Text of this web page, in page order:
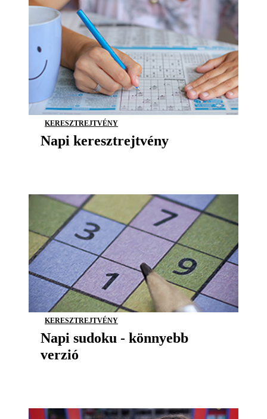
KERESZTREJTVÉNY
Napi keresztrejtvény
KERESZTREJTVÉNY
Napi sudoku - könnyebb
verzió